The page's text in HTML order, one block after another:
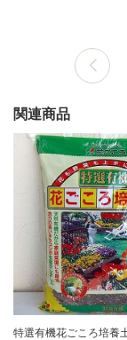
関連商品
特選有機花ごころ培養